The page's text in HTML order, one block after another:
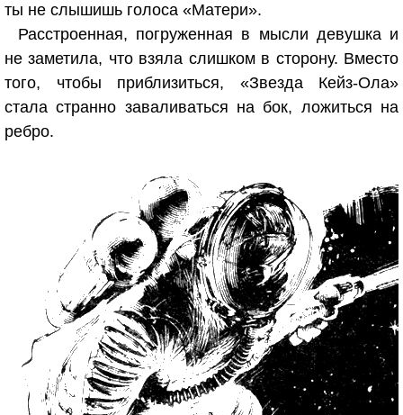
ты не слышишь голоса «Матери».
Расстроенная, погруженная в мысли девушка и
не заметила, что взяла слишком в сторону. Вместо
того, чтобы приблизиться, «Звезда Кейз-Ола»
стала странно заваливаться на бок, ложиться на
ребро.